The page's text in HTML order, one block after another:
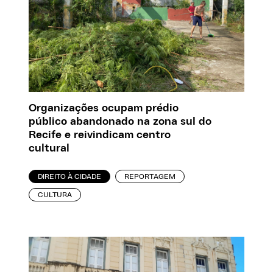
Organizações ocupam prédio
público abandonado na zona sul do
Recife e reivindicam centro
cultural
DIREITO À CIDADE REPORTAGEM
CULTURA